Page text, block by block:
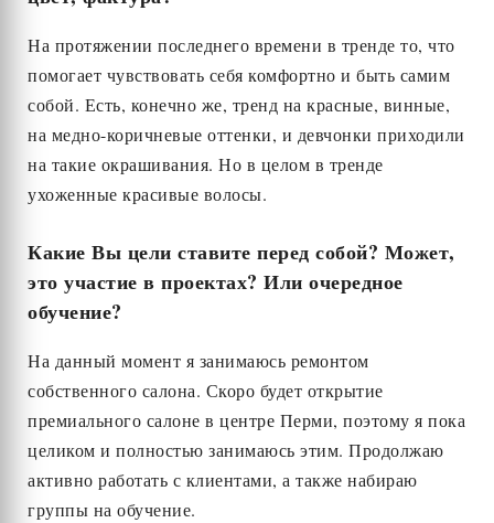
На протяжении последнего времени в тренде то, что
помогает чувствовать себя комфортно и быть самим
собой. Есть, конечно же, тренд на красные, винные,
на медно-коричневые оттенки, и девчонки приходили
на такие окрашивания. Но в целом в тренде
ухоженные красивые волосы.
Какие Вы цели ставите перед собой? Может,
это участие в проектах? Или очередное
обучение?
На данный момент я занимаюсь ремонтом
собственного салона. Скоро будет открытие
премиального салоне в центре Перми, поэтому я пока
целиком и полностью занимаюсь этим. Продолжаю
активно работать с клиентами, а также набираю
группы на обучение.